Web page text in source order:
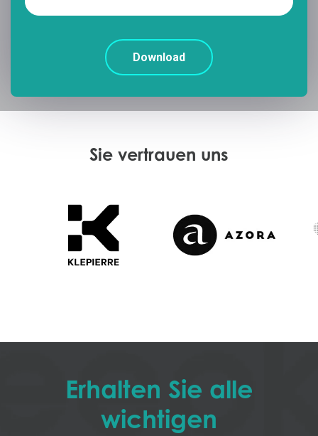
Sie vertrauen uns
Erhalten Sie alle
wichtigen